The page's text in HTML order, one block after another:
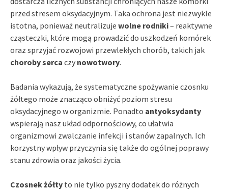
przed stresem oksydacyjnym. Taka ochrona jest niezwykle
istotna, ponieważ neutralizuje wolne rodniki– reaktywne
cząsteczki, które mogą prowadzić do uszkodzeń komórek
oraz sprzyjać rozwojowi przewlekłych chorób, takich jak
choroby serca czy nowotwory.
Badania wykazują, że systematyczne spożywanie czosnku
żółtego może znacząco obniżyć poziom stresu
oksydacyjnego w organizmie. Ponadto antyoksydanty
wspierają nasz układ odpornościowy, co ułatwia
organizmowi zwalczanie infekcji i stanów zapalnych. Ich
korzystny wpływ przyczynia się także do ogólnej poprawy
stanu zdrowia oraz jakości życia.
Czosnek żółty to nie tylko pyszny dodatek do różnych